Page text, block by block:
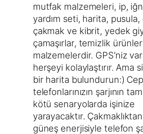
mutfak malzemeleri, ip,
yardım seti, harita,
çakmak ve kibrit, yedek
çamaşırlar, temizlik
malzemelerdir. GPS’niz
herşeyi kolaylaştırır. Ama
bir harita bulundurun:) Cep
telefonlarınızın şarjının
kötü senaryolarda işinize
yarayacaktır.
güneş enerjisiyle telefon